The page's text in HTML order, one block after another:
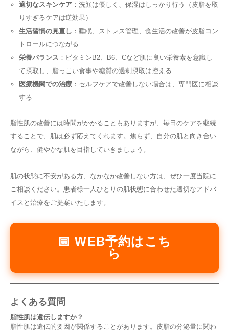
適切なスキンケア：洗顔は優しく、保湿はしっかり行う（皮脂を取
りすぎるケアは逆効果）
生活習慣の見直し ：睡眠、ストレス管理、食生活の改善が皮脂コン
トロールにつながる
栄養バランス ：ビタミンB2、B6、Cなど肌に良い栄養素を意識し
て摂取し、脂っこい食事や糖質の過剰摂取は控える
医療機関での治療：セルフケアで改善しない場合は、専門医に相談
する
脂性肌の改善には時間がかかることもありますが、毎日のケアを継続
することで、肌は必ず応えてくれます。焦らず、自分の肌と向き合い
ながら、健やかな肌を目指していきましょう。
肌の状態に不安がある方、なかなか改善しない方は、ぜひ一度当院に
ご相談ください。患者様一人ひとりの肌状態に合わせた適切なアドバ
イスと治療をご提案いたします。
📅 WEB予約はこち
ら
よくある質問
脂性肌は遺伝しますか？
脂性肌は遺伝的要因が関係することがあります。皮脂の分泌量に関わ